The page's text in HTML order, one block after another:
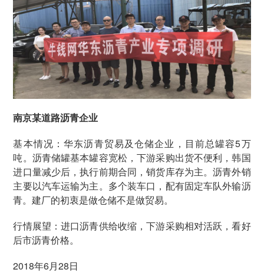
南京某道路沥青企业
基本情况：华东沥青贸易及仓储企业，目前总罐容5万
吨。沥青储罐基本罐容宽松，下游采购出货不便利，韩国
进口量减少后，执行前期合同，销货库存为主。沥青外销
主要以汽车运输为主。多个装车口，配有固定车队外输沥
青。建厂的初衷是做仓储不是做贸易。
行情展望：进口沥青供给收缩，下游采购相对活跃，看好
后市沥青价格。
2018年6月28日